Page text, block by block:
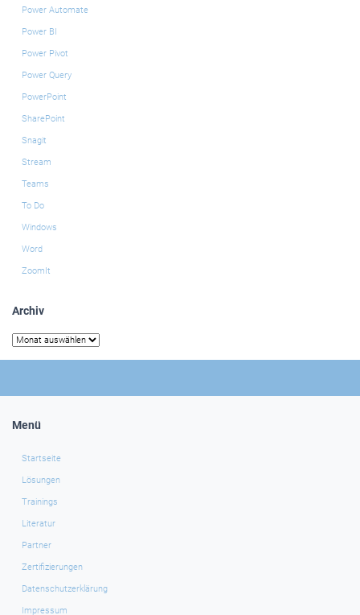
Power Automate
Power BI
Power Pivot
Power Query
PowerPoint
SharePoint
Snagit
Stream
Teams
To Do
Windows
Word
ZoomIt
Archiv
Archiv
Menü
Startseite
Lösungen
Trainings
Literatur
Partner
Zertifizierungen
Datenschutzerklärung
Impressum